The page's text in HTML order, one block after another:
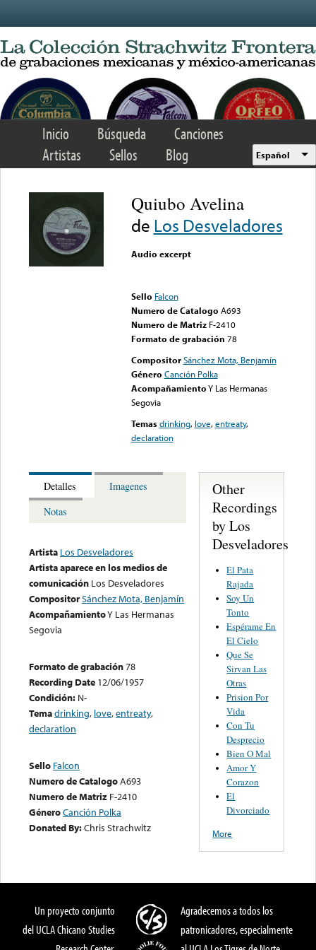
Inicio Búsqueda
Canciones
Artistas
Sellos Blog Español
Quiubo Avelina
de Los Desveladores
Audio excerpt
Sello Falcon
Numero de Catalogo A693
Numero de Matriz F-2410
Formato de grabación 78
Compositor Sánchez Mota, Benjamín
Género Canción Polka
AcompañamientoY Las Hermanas
Segovia
Temas drinking, love,entreaty,
declaration
Detalles
Imagenes
Notas
Artista Los Desveladores
Artista aparece en los medios de
comunicación Los Desveladores
CompositorSánchez Mota, Benjamín
AcompañamientoY Las Hermanas
Segovia
Formato de grabación78
Recording Date 12/06/1957
Condición: N-
Temadrinking, love,entreaty,
declaration
Sello Falcon
Numero de CatalogoA693
Numero de Matriz F-2410
GéneroCanción Polka
Donated By:Chris Strachwitz
Other
Recordings
by Los
Desveladores
El Pata
Rajada
Soy Un
Tonto
Espérame En
El Cielo
Que Se
Sirvan Las
Otras
Prision Por
Vida
Con Tu
Desprecio
Bien O Mal
Amor Y
Corazon
El
Divorciado
More
Un proyecto conjunto
del UCLA Chicano Studies
Agradecemos a todos los
patronicadores, especialmente